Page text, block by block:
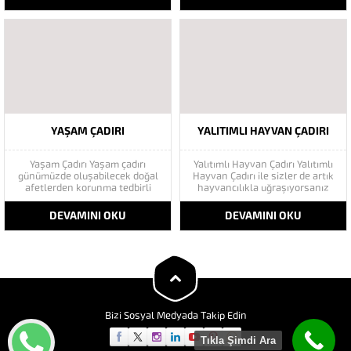
birleştirildiğinde, Negatif basınç
için uygundur. Firmamız dünya
brandadan imal edilmiştir. Su
geçirmezdir. Yalıtımlı ve
YAŞAM ÇADIRI
Yaşam Çadırı Yaşam çadırı
günümüzde oluşabilecek doğal
afetlerden korunma tedbirli
olma amaçlı yaptırma isteği
duyulan son derece faydalı çadır
çeşitlerinden biridir. Çelik
konstrüksiyonlu yaşam çadırı
kullanılmak üzere özel yaşam
çadırlarını imal
DEVAMINI OKU
YALITIMLI HAYVAN ÇADIRI
Yalıtımlı Hayvan Çadırı Yalıtımlı
Hayvan Çadırı ile sizler de artık
hayvancılıkla uğraşıyorsanız
rahat bir nefes almış
olacaksınız. Müşterilerimize
sunduğumuz uygun branda
fiyatları ile müşterilerimizin bir
her tarafta görmeye alıştığımız
kurban çadırlarının imalatını
DEVAMINI OKU
Bizi Sosyal Medyada Takip Edin
Tıkla Şimdi Ara